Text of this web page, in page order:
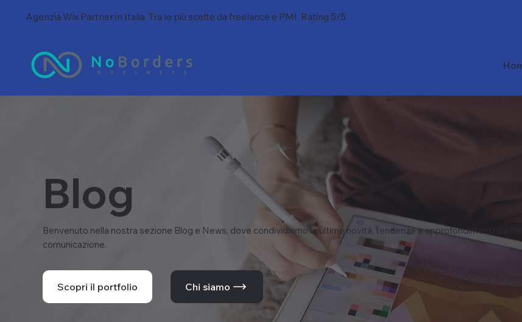
Agenzia Wix Partner in Italia. Tra le più scelte da freelance e PMI. Rating 5/5.
Blog
Benvenuto nella nostra sezione Blog e News, dove condividiamo le ultime novità, tendenze e approfondimenti dal
comunicazione.
Scopri il portfolio Chi siamo